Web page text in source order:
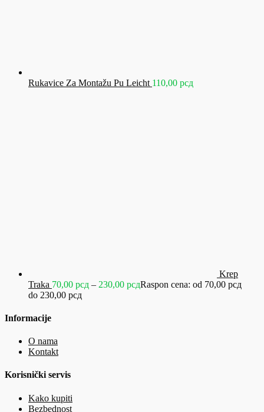
Rukavice Za Montažu Pu Leicht 110,00 рсд
Krep
Traka 70,00 рсд – 230,00 рсдRaspon cena: od 70,00 рсд
do 230,00 рсд
Informacije
O nama
Kontakt
Korisnički servis
Kako kupiti
Bezbednost